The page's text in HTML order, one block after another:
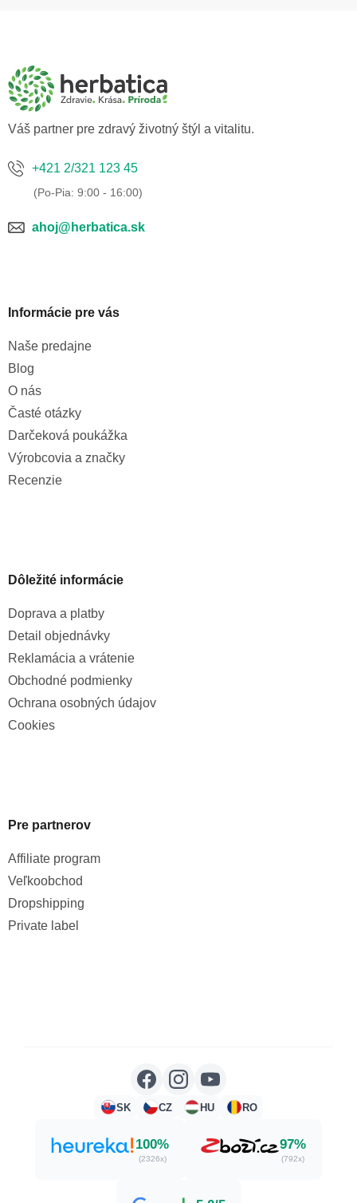
Váš partner pre zdravý životný štýl a vitalitu.
+421 2/321 123 45
ahoj@herbatica.sk
Informácie pre vás
Naše predajne
Blog
O nás
Časté otázky
Darčeková poukážka
Výrobcovia a značky
Recenzie
Dôležité informácie
Doprava a platby
Detail objednávky
Reklamácia a vrátenie
Obchodné podmienky
Ochrana osobných údajov
Cookies
Pre partnerov
Affiliate program
Veľkoobchod
Dropshipping
Private label
SK CZ HU RO
100%
(2326x)
97%
(792x)